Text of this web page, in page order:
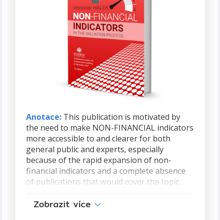
Anotace:This publication is motivated by
the need to make NON-FINANCIAL indicators
more accessible to and clearer for both
general public and experts, especially
because of the rapid expansion of non-
financial indicators and a complete absence
of publications that would cover the topic.
popularising manner, an overall summary
Zobrazit více